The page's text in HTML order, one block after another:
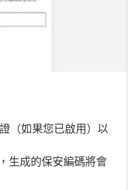
（如果您已啟用）以
生成的保安編碼將會